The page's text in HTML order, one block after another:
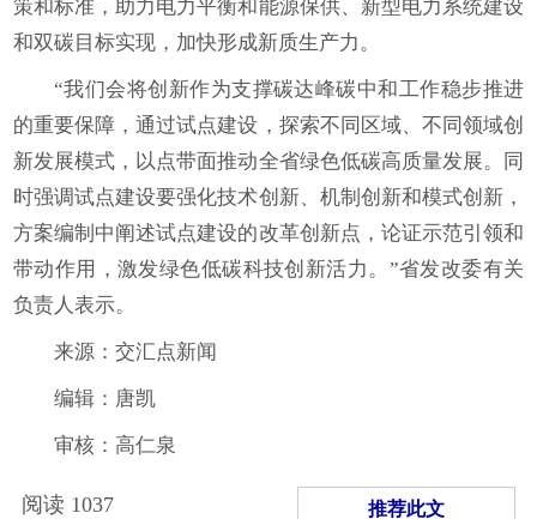
策和标准，助力电力平衡和能源保供、新型电力系统建设
和双碳目标实现，加快形成新质生产力。
“我们会将创新作为支撑碳达峰碳中和工作稳步推进
的重要保障，通过试点建设，探索不同区域、不同领域创
新发展模式，以点带面推动全省绿色低碳高质量发展。同
时强调试点建设要强化技术创新、机制创新和模式创新，
方案编制中阐述试点建设的改革创新点，论证示范引领和
带动作用，激发绿色低碳科技创新活力。”省发改委有关
负责人表示。
来源：交汇点新闻
编辑：唐凯
审核：高仁泉
阅读 1037 推荐此文